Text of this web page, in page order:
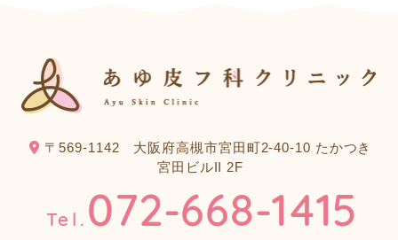
〒569-1142 大阪府高槻市宮田町2-40-10 たかつき
宮田ビルII 2F
Tel. 072-668-1415